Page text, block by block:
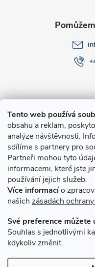
Tento web používá
obsahu a reklam,
analýze návštěvnosti.
sdílíme s partnery pro
Partneři mohou tyto
informacemi, které jste
používání jejich služeb.
Více informacío
našich zásadách
Své preference můžete
Souhlas s jednotlivými
kdykoliv změnit.
O nákupu
Novinky v programu
Archiv
Způsoby